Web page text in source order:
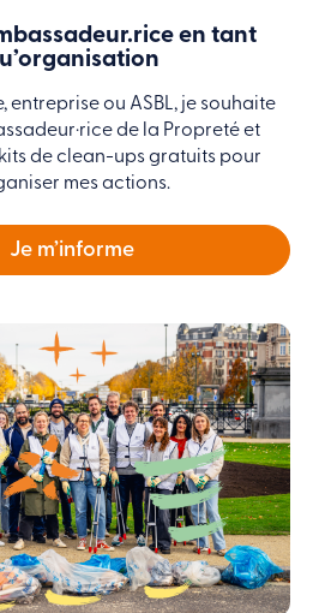
en tant
entreprise ou ASBL, je souhaite
de la Propreté et
de clean-ups gratuits pour
mes actions.
Je m’informe